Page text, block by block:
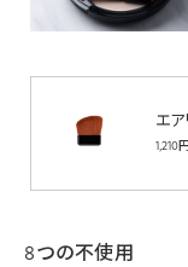
エア
1,210
8つの不使用